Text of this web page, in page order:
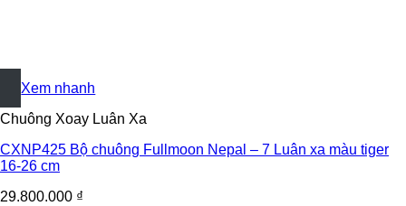
+
Xem nhanh
Chuông Xoay Luân Xa
CXNP425 Bộ chuông Fullmoon Nepal – 7 Luân xa màu tiger
16-26 cm
29.800.000 ₫